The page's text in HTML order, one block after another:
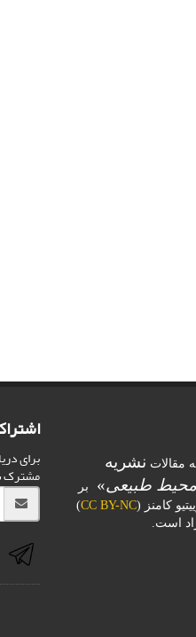
مقالات نشریه
طبیعی»
بر
کامنز (CC BY-NC
)
است.
برای
مشترک